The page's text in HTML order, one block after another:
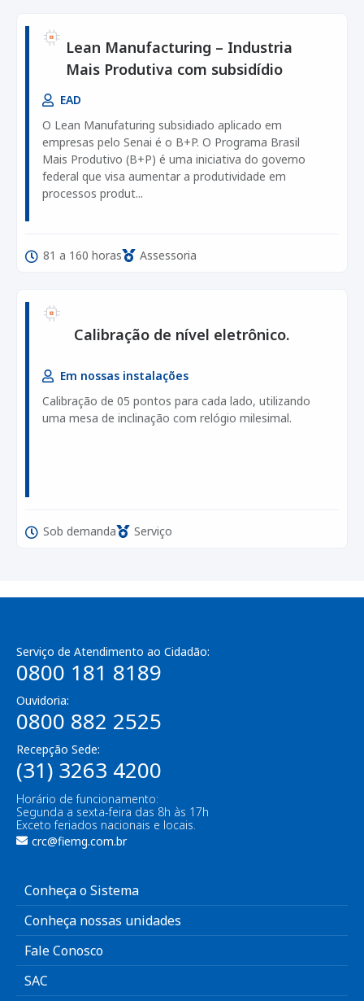
Lean Manufacturing – Industria
Mais Produtiva com subsidídio
EAD
O Lean Manufaturing subsidiado aplicado em
empresas pelo Senai é o B+P. O Programa Brasil
Mais Produtivo (B+P) é uma iniciativa do governo
federal que visa aumentar a produtividade em
processos produt...
81 a 160 horas Assessoria
Calibração de nível eletrônico.
Em nossas instalações
Calibração de 05 pontos para cada lado, utilizando
uma mesa de inclinação com relógio milesimal.
Sob demanda Serviço
Serviço de Atendimento ao Cidadão:
0800 181 8189
Ouvidoria:
0800 882 2525
Recepção Sede:
(31) 3263 4200
Horário de funcionamento:
Segunda a sexta-feira das 8h às 17h
Exceto feriados nacionais e locais.
crc@fiemg.com.br
Conheça o Sistema
Conheça nossas unidades
Fale Conosco
SAC